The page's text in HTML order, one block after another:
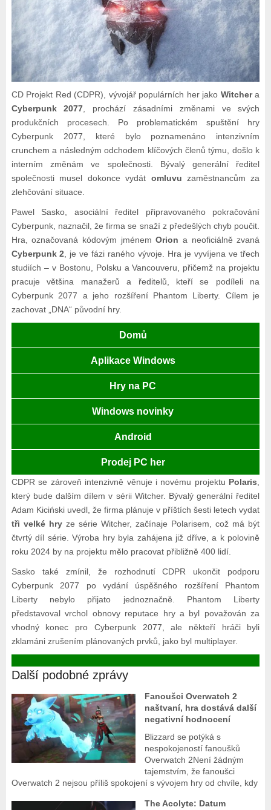
CD Projekt Red (CDPR), vývojář populárních her jako Witchera
Cyberpunk 2077 , prochází zásadními změnami ve svých
produkčních procesech. Po problematickém spuštění hry
Cyberpunk 2077, které bylo poznamenáno intenzivním
crunchem a následným odchodem klíčových členů týmu, došlo k
interním změnám ve společnosti. Bývalý generální ředitel
společnosti musel dokonce vydát omluvu zaměstnancům za
zlehčování situace.
Pawel Sasko, asociální ředitel připravovaného pokračování
Cyberpunk, naznačil, že firma se snaží z předešlých chyb poučit.
Hra, označovaná kódovým jménemOrion a neoficiálně zvaná
Cyberpunk 2 , je ve fázi raného vývoje. Hra je vyvíjena ve třech
studiích – v Bostonu, Polsku a Vancouveru, přičemž na projektu
pracuje většina manažerů a ředitelů, kteří se podíleli na
Cyberpunk 2077 a jeho rozšíření Phantom Liberty. Cílem je
zachovat „DNA“ původní hry.
Domů
Aplikace Windows
Hry na PC
Windows novinky
Android
Prodej PC her
CDPR se zároveň intenzivně věnuje i novému projektu Polaris
který bude dalším dílem v sérii Witcher. Bývalý generální ředitel
Adam Kiciński uvedl, že firma plánuje v příštích šesti letech vydat
tři velké hryze série Witcher, začínaje Polarisem, což má být
čtvrtý díl série. Výroba hry byla zahájena již dříve, a k polovině
roku 2024 by na projektu mělo pracovat přibližně 400 lidí.
Sasko také zmínil, že rozhodnutí CDPR ukončit podporu
Cyberpunk 2077 po vydání úspěšného rozšíření Phantom
Liberty nebylo přijato jednoznačně. Phantom Liberty
představoval vrchol obnovy reputace hry a byl považován za
vhodný konec pro Cyberpunk 2077, ale někteří hráči byli
zklamáni zrušením plánovaných prvků, jako byl multiplayer.
Další podobné zprávy
Fanoušci Overwatch 2
naštvaní, hra dostává další
negativní hodnocení
Blizzard se potýká s
nespokojeností fanoušků
Overwatch 2Není žádným
tajemstvím, že fanoušci
Overwatch 2 nejsou příliš spokojení s vývojem hry od chvíle, kdy
The Acolyte: Datum